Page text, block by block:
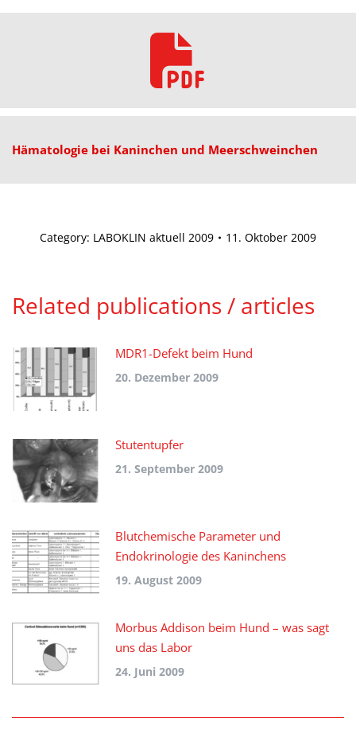
Hämatologie bei Kaninchen und Meerschweinchen
Category: LABOKLIN aktuell 2009 11. Oktober 2009
Related publications / articles
MDR1-Defekt beim Hund
20. Dezember 2009
Stutentupfer
21. September 2009
Blutchemische Parameter und
Endokrinologie des Kaninchens
19. August 2009
Morbus Addison beim Hund – was sagt
uns das Labor
24. Juni 2009